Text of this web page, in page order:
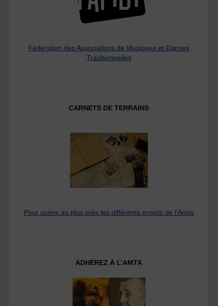
Fédération des Associations de Musiques et Danses
Traditionnelles
CARNETS DE TERRAINS
Pour suivre au plus près les différents projets de l’Amta
ADHÉREZ À L’AMTA